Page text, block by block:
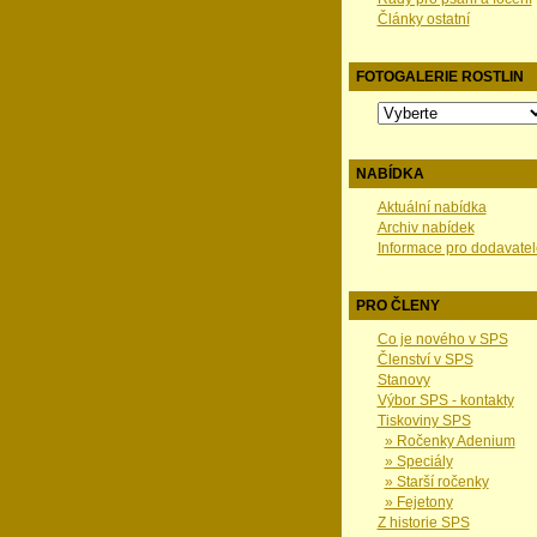
Články ostatní
FOTOGALERIE ROSTLIN
NABÍDKA
Aktuální nabídka
Archiv nabídek
Informace pro
PRO ČLENY
Co je nového v SPS
Členství v SPS
Stanovy
Výbor SPS - kontakty
Tiskoviny SPS
» Ročenky Adenium
» Speciály
» Starší ročenky
» Fejetony
Z historie SPS